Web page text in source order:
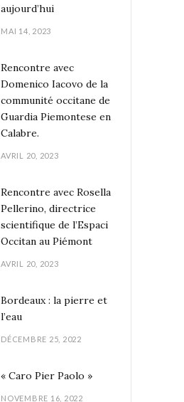
aujourd’hui
MAI 14, 2023
Rencontre avec
Domenico Iacovo de la
communité occitane de
Guardia Piemontese en
Calabre.
AVRIL 20, 2023
Rencontre avec Rosella
Pellerino, directrice
scientifique de l’Espaci
Occitan au Piémont
AVRIL 20, 2023
Bordeaux : la pierre et
l’eau
DÉCEMBRE 25, 2022
« Caro Pier Paolo »
NOVEMBRE 16, 2022